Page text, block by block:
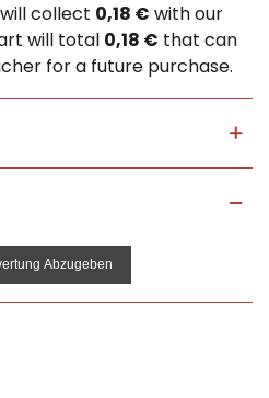
collect 0,18 € with our
will total 0,18 € that can
for a future purchase.
Abzugeben